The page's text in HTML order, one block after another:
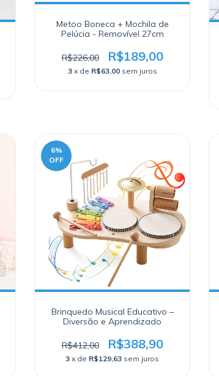
Metoo Boneca + Mochila de
Pelúcia - Removível 27cm
R$226,00 R$189,00
3 x de R$63,00 sem juros
6%
OFF
Brinquedo Musical Educativo –
Diversão e Aprendizado
R$412,00 R$388,90
3 x de R$129,63 sem juros